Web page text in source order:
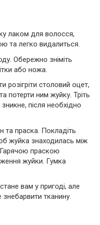
лаком для волосся,
та легко видалиться.
Обережно зніміть
або ножа.
столовий оцет,
потерти ним жуйку. Тріть
після необхідно
та праска. Покладіть
жуйка знаходилась між
праскою
жуйки. Гумка
вам у пригоді, але
тканину.